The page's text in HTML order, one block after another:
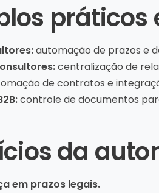
automação de prazos e
centralização de
de contratos e
controle de documentos
da
em prazos legais.